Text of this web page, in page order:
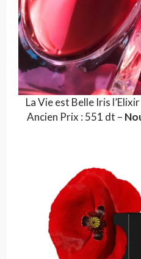
La Vie est Belle Iris
Ancien Prix : 551 dt –